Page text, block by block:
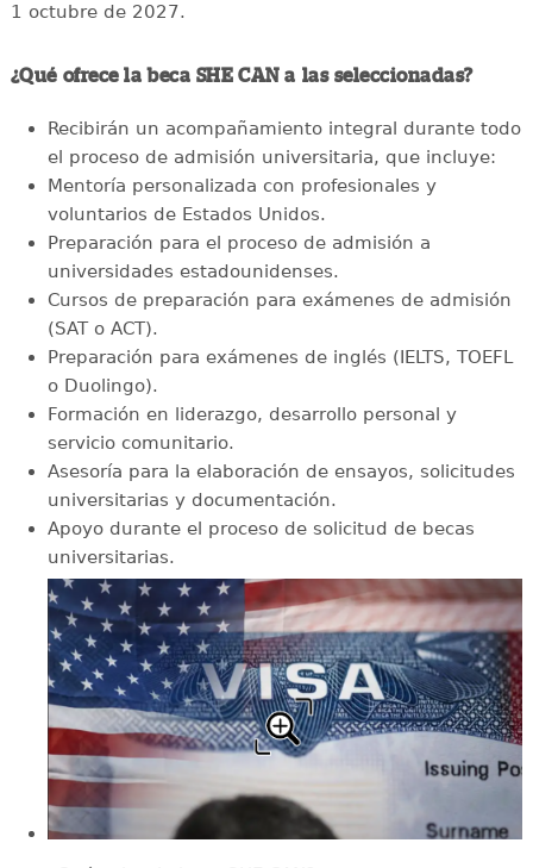
1 octubre de 2027.
¿Qué ofrece la beca SHE CAN a las seleccionadas?
Recibirán un acompañamiento integral durante todo
el proceso de admisión universitaria, que incluye:
Mentoría personalizada con profesionales y
voluntarios de Estados Unidos.
Preparación para el proceso de admisión a
universidades estadounidenses.
Cursos de preparación para exámenes de admisión
(SAT o ACT).
Preparación para exámenes de inglés (IELTS, TOEFL
o Duolingo).
Formación en liderazgo, desarrollo personal y
servicio comunitario.
Asesoría para la elaboración de ensayos, solicitudes
universitarias y documentación.
Apoyo durante el proceso de solicitud de becas
universitarias.